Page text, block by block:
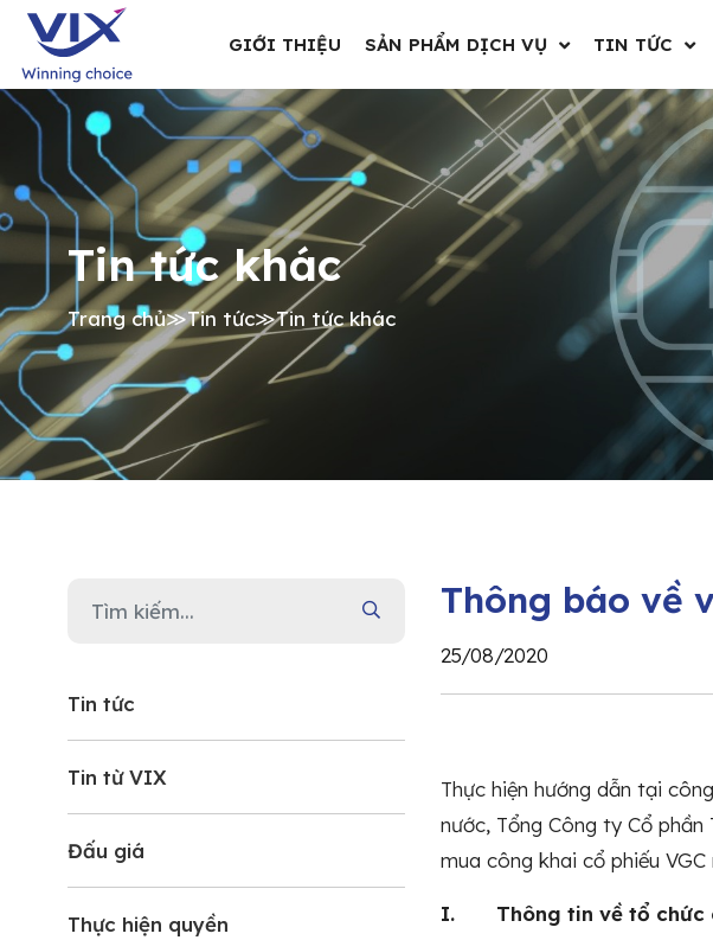
GIỚI THIỆU SẢN PHẨM DỊCH VỤ TIN TỨC
Tin tức khác
Trang chủ≫Tin tức≫Tin tức khác
Tin tức
Tin từ VIX
Đấu giá
Thực hiện quyền
Thông báo về
25/08/2020
Thực hiện hướng dẫn tại
nước, Tổng Công ty Cổ
mua công khai cổ phiếu VGC
I. Thông tin về tổ chức